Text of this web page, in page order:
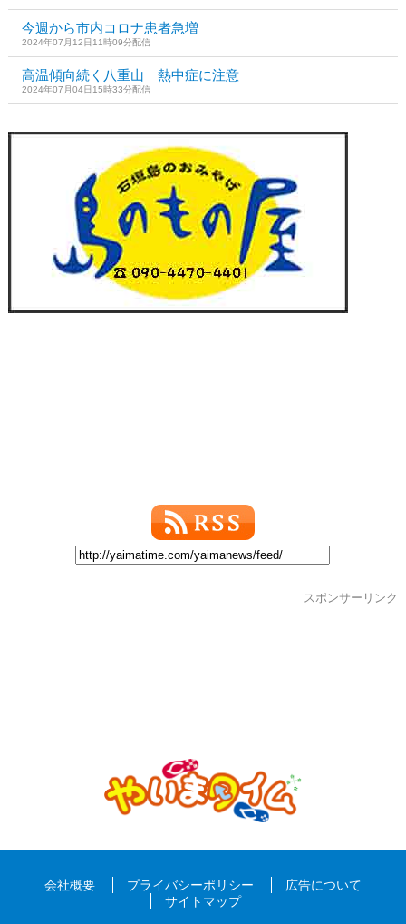
今週から市内コロナ患者急増
2024年07月12日11時09分配信
高温傾向続く八重山 熱中症に注意
2024年07月04日15時33分配信
スポンサーリンク
会社概要 プライバシーポリシー
広告について
サイトマップ